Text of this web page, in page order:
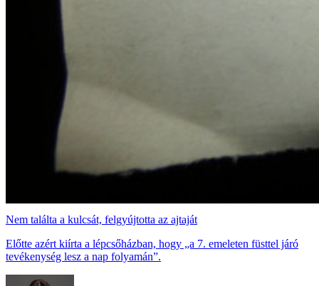
Nem találta a kulcsát, felgyújtotta az ajtaját
Előtte azért kiírta a lépcsőházban, hogy „a 7. emeleten füsttel járó
tevékenység lesz a nap folyamán”.